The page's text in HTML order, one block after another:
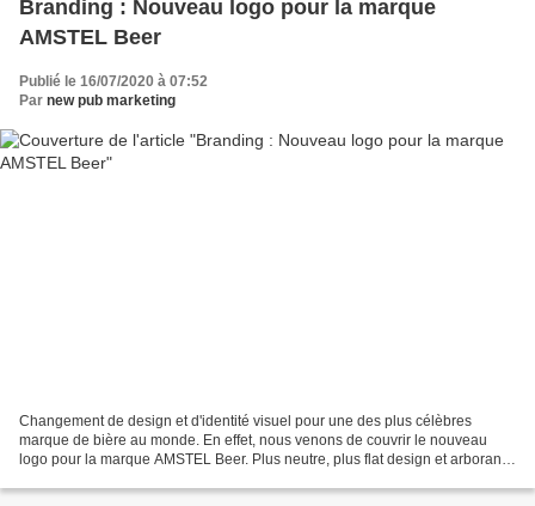
Branding : Nouveau logo pour la marque
AMSTEL Beer
Publié le 16/07/2020 à 07:52
Par new pub marketing
Changement de design et d'identité visuel pour une des plus célèbres
marque de bière au monde. En effet, nous venons de couvrir le nouveau
logo pour la marque AMSTEL Beer. Plus neutre, plus flat design et arborant